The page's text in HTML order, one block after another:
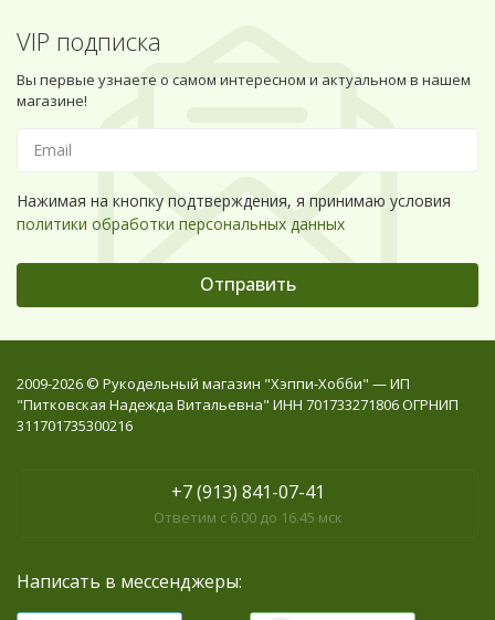
VIP подписка
Вы первые узнаете о самом интересном и актуальном в нашем
магазине!
Нажимая на кнопку подтверждения, я принимаю условия
политики обработки персональных данных
2009-2026 © Рукодельный магазин "Хэппи-Хобби" — ИП
"Питковская Надежда Витальевна" ИНН 701733271806 ОГРНИП
311701735300216
+7 (913) 841-07-41
Ответим с 6.00 до 16.45 мск
Написать в мессенджеры: